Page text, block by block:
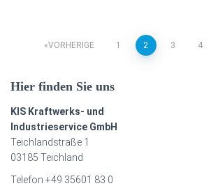
Seitennummerierung
der
Beiträge
VORHERIGE 1 2 3 4
Hier finden Sie uns
KIS Kraftwerks- und
Industrieservice GmbH
Teichlandstraße 1
03185 Teichland
Telefon +49 35601 83 0